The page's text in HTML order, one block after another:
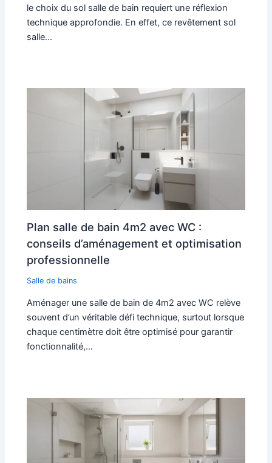
le choix du sol salle de bain requiert une réflexion
technique approfondie. En effet, ce revêtement sol
salle…
Plan salle de bain 4m2 avec WC :
conseils d’aménagement et optimisation
professionnelle
Salle de bains
Aménager une salle de bain de 4m2 avec WC relève
souvent d’un véritable défi technique, surtout lorsque
chaque centimètre doit être optimisé pour garantir
fonctionnalité,…